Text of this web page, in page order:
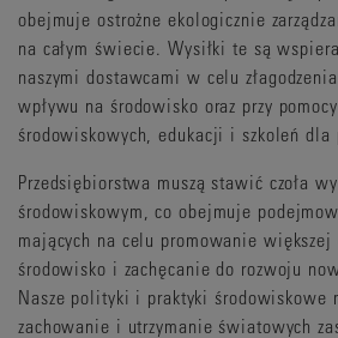
obejmuje ostrożne ekologicznie
na całym świecie. Wysiłki te są
naszymi dostawcami w celu
wpływu na środowisko oraz przy
środowiskowych, edukacji i szkoleń dla
Przedsiębiorstwa muszą stawić czoła
środowiskowym, co obejmuje
mających na celu promowanie
środowisko i zachęcanie do rozwoju
Nasze polityki i praktyki środowiskowe
zachowanie i utrzymanie światowych